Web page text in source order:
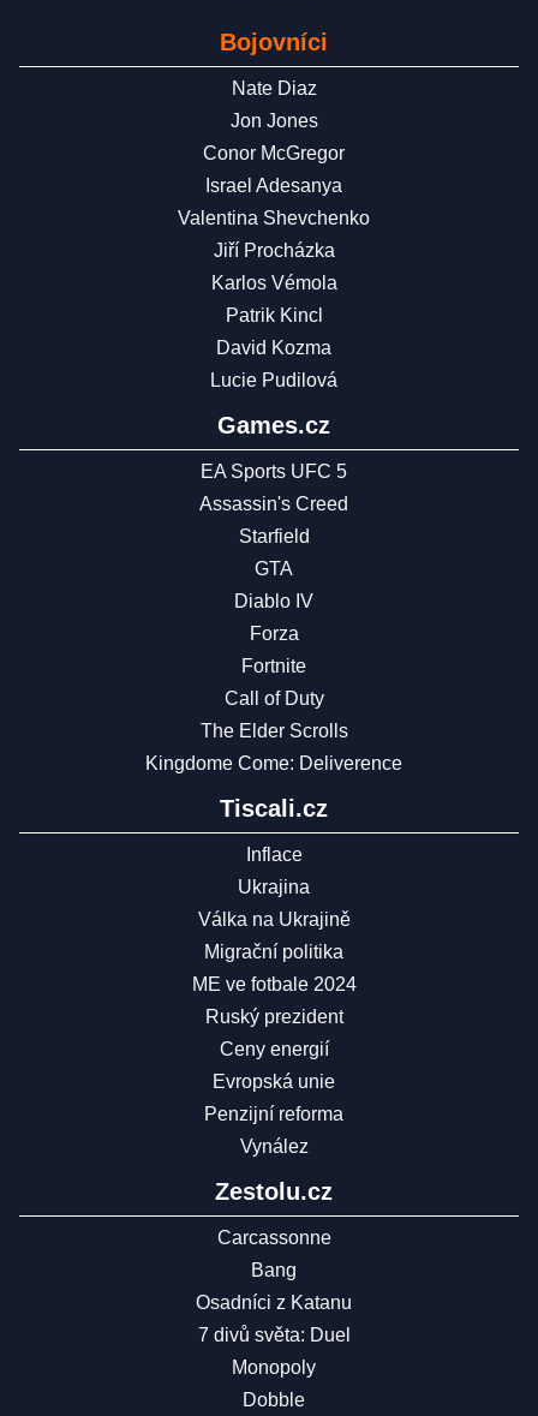
Bojovníci
Nate Diaz
Jon Jones
Conor McGregor
Israel Adesanya
Valentina Shevchenko
Jiří Procházka
Karlos Vémola
Patrik Kincl
David Kozma
Lucie Pudilová
Games.cz
EA Sports UFC 5
Assassin's Creed
Starfield
GTA
Diablo IV
Forza
Fortnite
Call of Duty
The Elder Scrolls
Kingdome Come: Deliverence
Tiscali.cz
Inflace
Ukrajina
Válka na Ukrajině
Migrační politika
ME ve fotbale 2024
Ruský prezident
Ceny energií
Evropská unie
Penzijní reforma
Vynález
Zestolu.cz
Carcassonne
Bang
Osadníci z Katanu
7 divů světa: Duel
Monopoly
Dobble